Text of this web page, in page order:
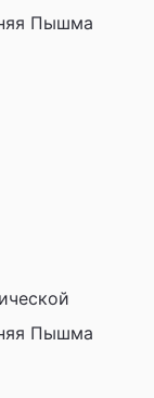
Пышма
Пышма